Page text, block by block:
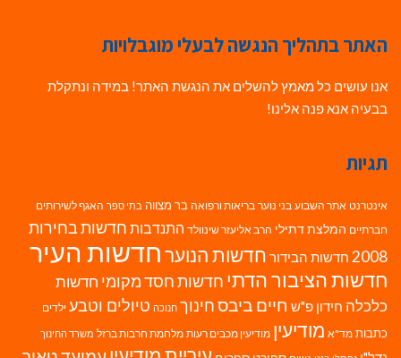
האתר בתהליך הנגשה לבעלי מוגבלויות
אנו עושים כל מאמץ להשלים את הנגשת האתר! במידה ונתקלת
בבעיה אנא פנה אלינו!
תגיות
אינטרנט אתר השבוע בני נוער בריאות ורפואה בר מצווה בתי ספר האגף לשירותים
חברתיים המלצת דתילי הרב אליעזר שינוולד התנדבות חדשות בחירות
2008 חדשות הבידור חדשות הנוערחדשות העיר
חדשות הציבור הדתי חדשות חסד מקומי חדשות
כלכלה חידון פ"ש חיים ביבסחינוך חנוכה טיולים וטבע ילדים
כתבות מד"א מודיעין מודיעין מכבים רעות מלחמת חרבות ברזל משרד החינוך